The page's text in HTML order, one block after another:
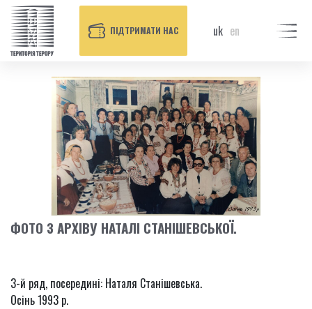
ПІДТРИМАТИ НАС uk en
ФОТО З АРХІВУ НАТАЛІ СТАНІШЕВСЬКОЇ.
3-й ряд, посередині: Наталя Станішевська.
Осінь 1993 р.